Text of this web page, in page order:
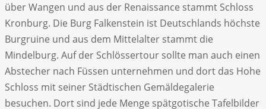
über Wangen und aus der Renaissance stammt Schloss
Kronburg. Die Burg Falkenstein ist Deutschlands höchste
Burgruine und aus dem Mittelalter stammt die
Mindelburg. Auf der Schlössertour sollte man auch einen
Abstecher nach Füssen unternehmen und dort das Hohe
Schloss mit seiner Städtischen Gemäldegalerie
besuchen. Dort sind jede Menge spätgotische Tafelbilder